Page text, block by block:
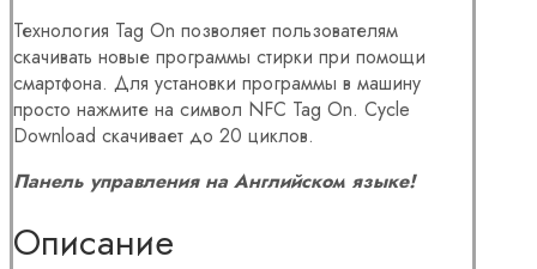
Технология Tag On позволяет пользователям
скачивать новые программы стирки при помощи
смартфона. Для установки программы в машину
просто нажмите на символ NFC Tag On. Cycle
Download скачивает до 20 циклов.
Панель управления на Английском языке!
Описание